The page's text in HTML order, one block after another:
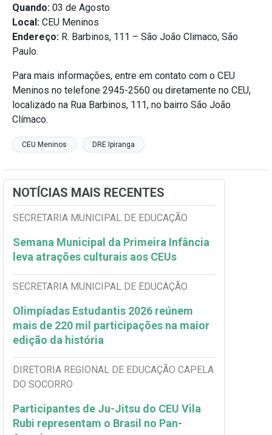
Quando: 03 de Agosto
Local: CEU Meninos
Endereço: R. Barbinos, 111 – São João Climaco, São
Paulo.
Para mais informações, entre em contato com o CEU
Meninos no telefone 2945-2560 ou diretamente no CEU,
localizado na Rua Barbinos, 111, no bairro São João
Clímaco.
CEU Meninos DRE Ipiranga
NOTÍCIAS MAIS RECENTES
SECRETARIA MUNICIPAL DE EDUCAÇÃO
Semana Municipal da Primeira Infância
leva atrações culturais aos CEUs
SECRETARIA MUNICIPAL DE EDUCAÇÃO
Olimpíadas Estudantis 2026 reúnem
mais de 220 mil participações na maior
edição da história
DIRETORIA REGIONAL DE EDUCAÇÃO CAPELA
DO SOCORRO
Participantes de Ju-Jitsu do CEU Vila
Rubi representam o Brasil no Pan-